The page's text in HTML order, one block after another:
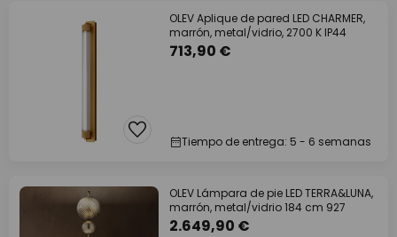
OLEV Aplique de pared LED CHARMER,
marrón, metal/vidrio, 2700 K IP44
713,90 €
Tiempo de entrega: 5 - 6 semanas
OLEV Lámpara de pie LED TERRA&LUNA,
marrón, metal/vidrio 184 cm 927
2.649,90 €